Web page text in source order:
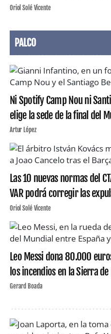
Oriol Solé Vicente
PALCO
Ni Spotify Camp Nou ni
elige la sede de la final del
Artur López
Las 10 nuevas normas del
VAR podrá corregir las
Oriol Solé Vicente
Leo Messi dona 80.000
los incendios en la Sierra
Gerard Boada